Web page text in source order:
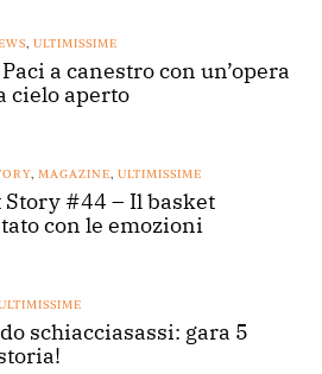
, ULTIMISSIME
a canestro con un’opera
cielo aperto
, MAGAZINE, ULTIMISSIME
Story #44 – Il basket
con le emozioni
schiacciasassi: gara 5